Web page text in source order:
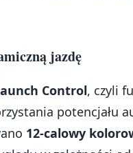
jazdę
Control, czyli
potencjału
12-calowy